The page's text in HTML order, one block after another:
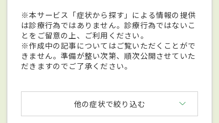
※本サービス「症状から探す」による情報の提供
は診療行為ではありません。診療行為ではないこ
とをご留意の上、ご利用ください。
※作成中の記事についてはご覧いただくことがで
きません。準備が整い次第、順次公開させていた
だきますのでご了承ください。
他の症状で絞り込む